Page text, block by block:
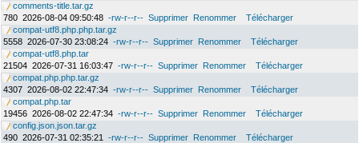
comments-title.tar.gz
780 2026-08-04 09:50:48 -rw-r--r-- Supprimer Renommer
Télécharger
compat-utf8.php.php.tar.gz
5558 2026-07-30 23:08:24 -rw-r--r-- Supprimer Renommer
Télécharger
compat-utf8.php.tar
21504 2026-07-31 16:03:47 -rw-r--r-- Supprimer Renommer
Télécharger
compat.php.php.tar.gz
4307 2026-08-02 22:47:34 -rw-r--r-- Supprimer Renommer
Télécharger
compat.php.tar
19456 2026-08-02 22:47:34 -rw-r--r-- Supprimer Renommer
Télécharger
config.json.json.tar.gz
490 2026-07-31 02:35:21 -rw-r--r-- Supprimer Renommer
Télécharger